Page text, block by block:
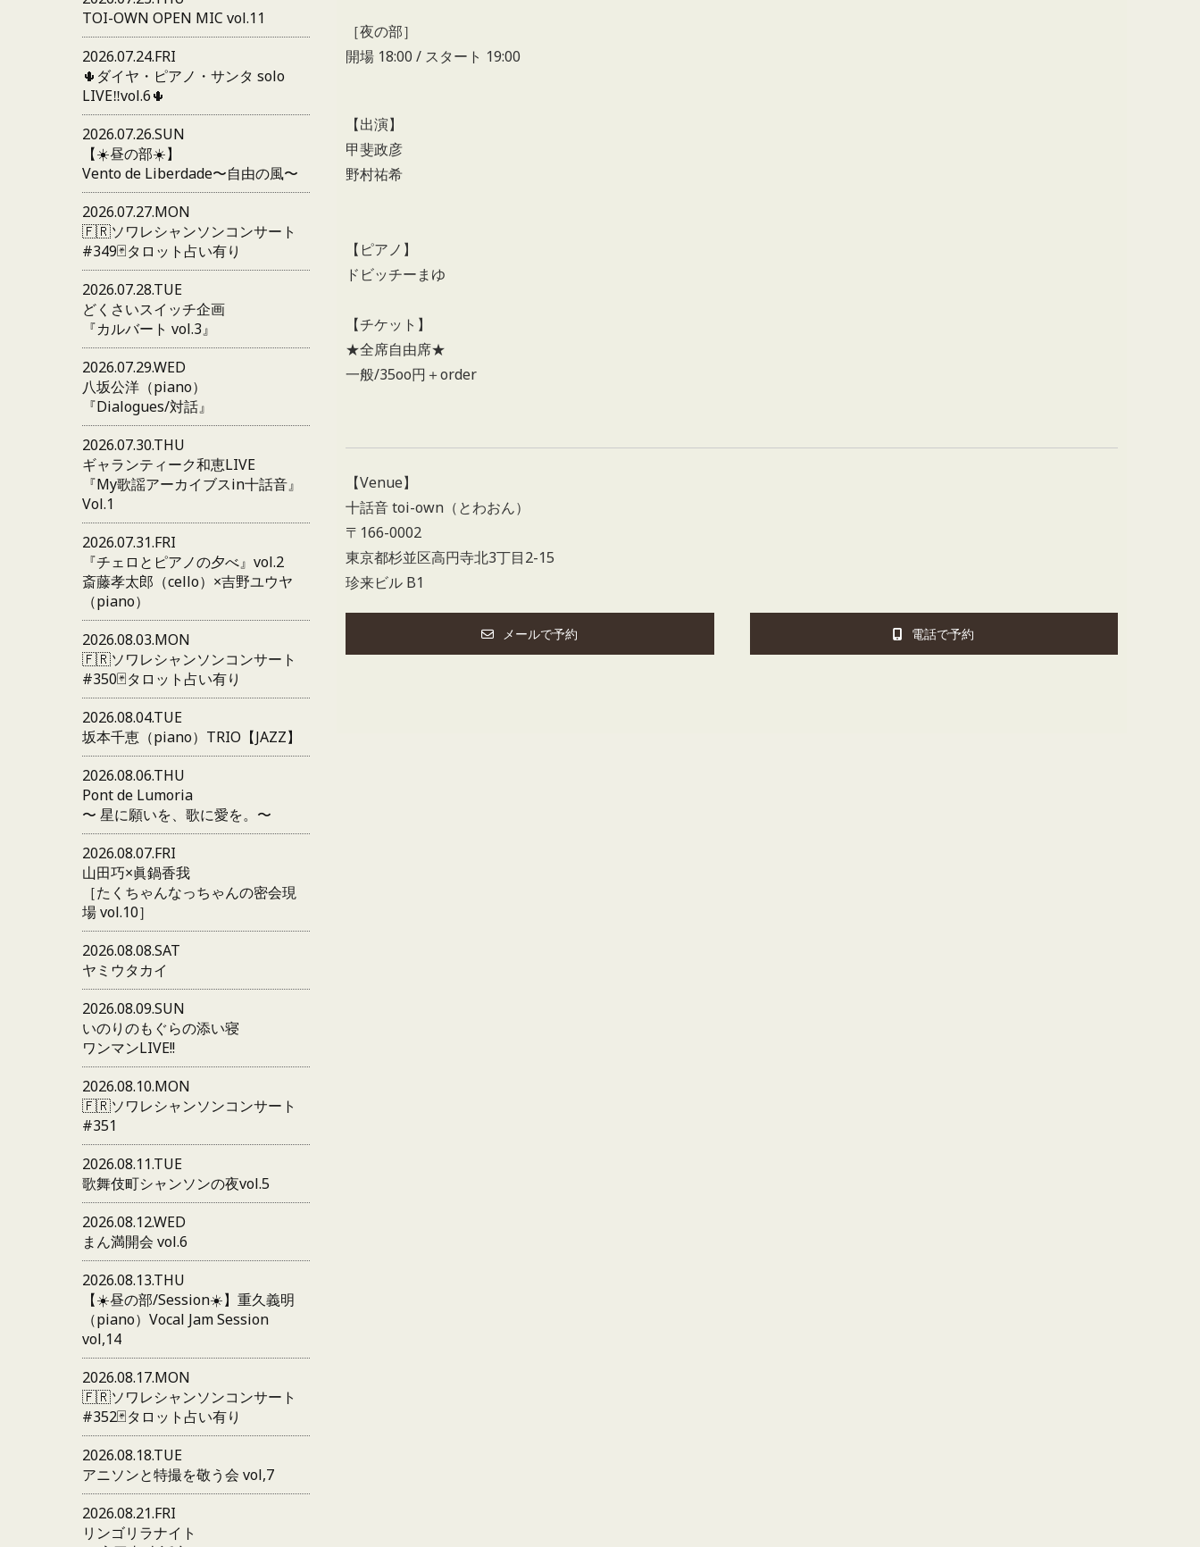
［夜の部］
開場 18:00 / スタート 19:00
【出演】
甲斐政彦
野村祐希
【ピアノ】
ドビッチーまゆ
【チケット】
★全席自由席★
一般/35oo円＋order
【Venue】
十話音 toi-own（とわおん）
〒166-0002
東京都杉並区高円寺北3丁目2-15
珍来ビル B1
メールで予約 電話で予約
TOI-OWN OPEN MIC vol.11
2026.07.24.FRI
🌵ダイヤ・ピアノ・サンタ solo
LIVE‼️vol.6🌵
2026.07.26.SUN
【☀️昼の部☀️】
Vento de Liberdade〜自由の風〜
2026.07.27.MON
🇫🇷ソワレシャンソンコンサート
#349🃏タロット占い有り
2026.07.28.TUE
どくさいスイッチ企画
『カルバート vol.3』
2026.07.29.WED
八坂公洋（piano）
『Dialogues/対話』
2026.07.30.THU
ギャランティーク和恵LIVE
『My歌謡アーカイブスin十話音』
Vol.1
2026.07.31.FRI
『チェロとピアノの夕べ』vol.2
斎藤孝太郎（cello）×吉野ユウヤ
（piano）
2026.08.03.MON
🇫🇷ソワレシャンソンコンサート
#350🃏タロット占い有り
2026.08.04.TUE
坂本千恵（piano）TRIO【JAZZ】
2026.08.06.THU
Pont de Lumoria
〜 星に願いを、歌に愛を。〜
2026.08.07.FRI
山田巧×眞鍋香我
［たくちゃんなっちゃんの密会現
場 vol.10］
2026.08.08.SAT
ヤミウタカイ
2026.08.09.SUN
いのりのもぐらの添い寝
ワンマンLIVE!!
2026.08.10.MON
🇫🇷ソワレシャンソンコンサート
#351
2026.08.11.TUE
歌舞伎町シャンソンの夜vol.5
2026.08.12.WED
まん満開会 vol.6
2026.08.13.THU
【☀️昼の部/Session☀️】重久義明
（piano）Vocal Jam Session
vol,14
2026.08.17.MON
🇫🇷ソワレシャンソンコンサート
#352🃏タロット占い有り
2026.08.18.TUE
アニソンと特撮を敬う会 vol,7
2026.08.21.FRI
リンゴリラナイト